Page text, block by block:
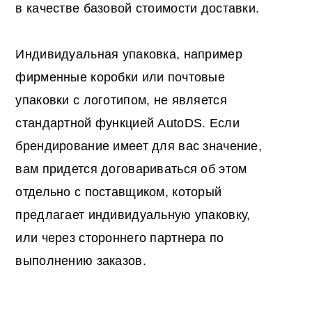
в качестве базовой стоимости доставки.
Индивидуальная упаковка, например
фирменные коробки или почтовые
упаковки с логотипом, не является
стандартной функцией AutoDS. Если
брендирование имеет для вас значение,
вам придется договариваться об этом
отдельно с поставщиком, который
предлагает индивидуальную упаковку,
или через стороннего партнера по
выполнению заказов.